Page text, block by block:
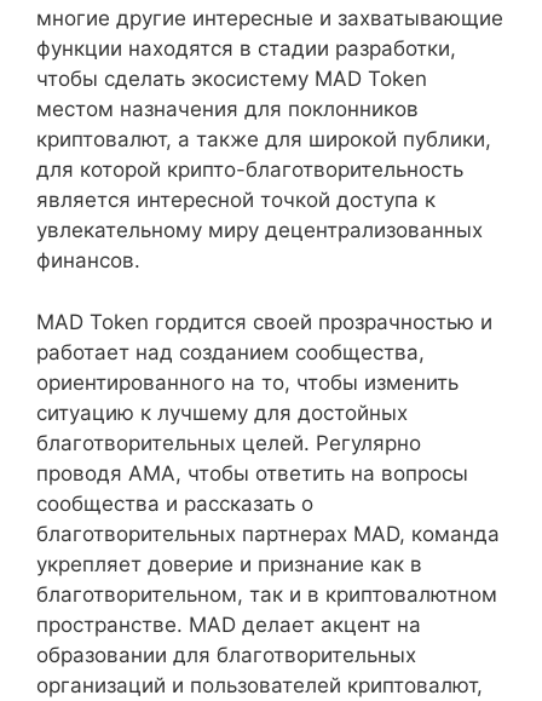
многие другие интересные и захватывающие
функции находятся в стадии разработки,
чтобы сделать экосистему MAD Token
местом назначения для поклонников
криптовалют, а также для широкой публики,
для которой крипто-благотворительность
является интересной точкой доступа к
увлекательному миру децентрализованных
финансов.
MAD Token гордится своей прозрачностью и
работает над созданием сообщества,
ориентированного на то, чтобы изменить
ситуацию к лучшему для достойных
благотворительных целей. Регулярно
проводя AMA, чтобы ответить на вопросы
сообщества и рассказать о
благотворительных партнерах MAD, команда
укрепляет доверие и признание как в
благотворительном, так и в криптовалютном
пространстве. MAD делает акцент на
образовании для благотворительных
организаций и пользователей криптовалют,